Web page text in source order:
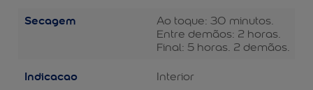
Secagem
Ao toque: 30 minutos.
Entre demãos: 2 horas.
Final: 5 horas. 2 demãos.
Indicacao Interior